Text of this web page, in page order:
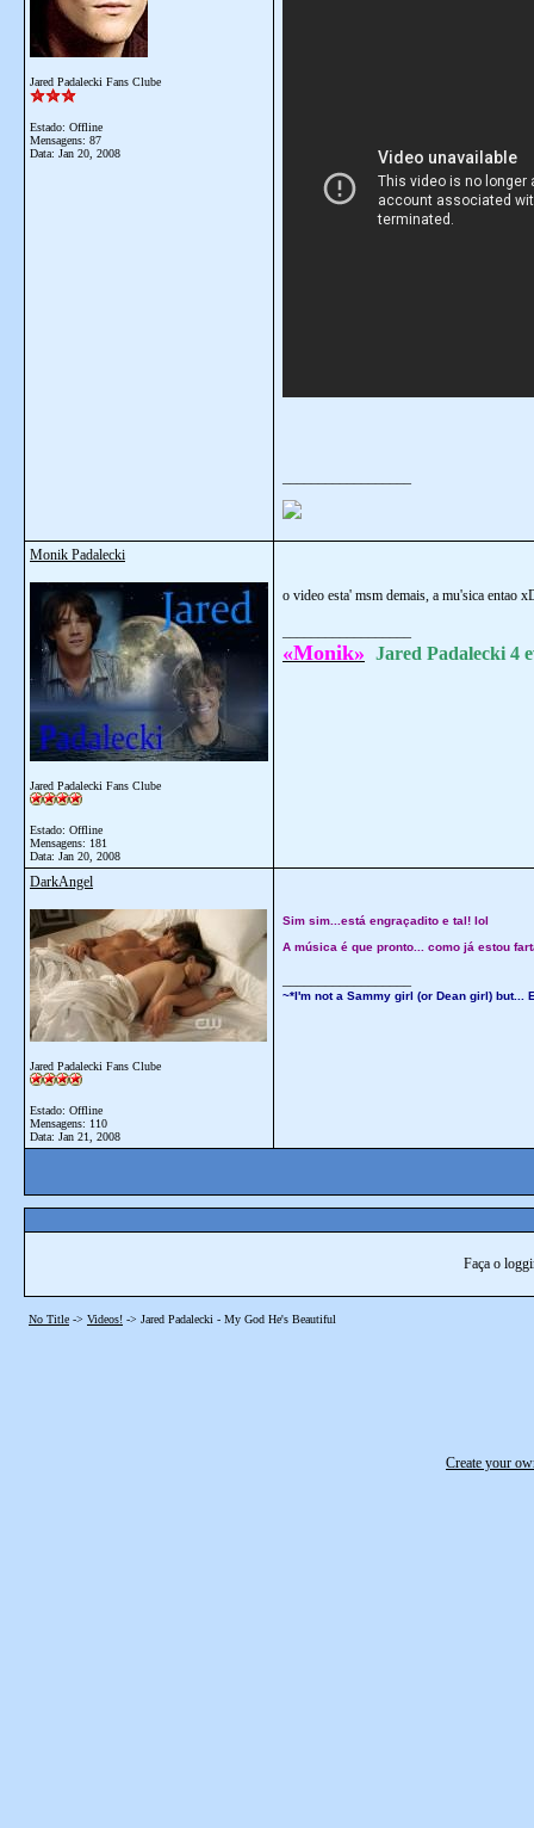
Jared Padalecki Fans Clube
Estado: Offline
Mensagens: 87
Data: Jan 20, 2008
Monik Padalecki
Jared Padalecki Fans Clube
Estado: Offline
Mensagens: 181
Data: Jan 20, 2008
o video esta' msm demais, a mu'sica entao
«Monik» Jared Padalecki 4
DarkAngel
Jared Padalecki Fans Clube
Estado: Offline
Mensagens: 110
Data: Jan 21, 2008
Sim sim...está engraçadito e tal! lol
A música é que pronto... como já estou
~*I'm not a Sammy girl (or Dean girl) but...
Faça o
No Title -> Videos! -> Jared Padalecki - My God He's Beautiful
Create your